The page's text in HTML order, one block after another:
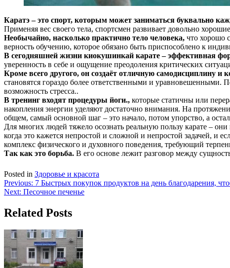
Каратэ – это спорт, которым может заниматься буквально
Применяя вес своего тела, спортсмен развивает довольно
Необычайно, насколько практично тело человека, что хорошо
верность обучению, которое обязано быть приспособлено к
В сегодняшней жизни киокушинкай карате – эффективная
уверенность в себе и ощущение преодоления критических
Кроме всего другого, он создаёт отличную самодисциплину и
становятся гораздо более ответственными и
возможность стресса..
В тренинг входят процедуры йоги., которые статичны или
накопления энергии уделяют достаточно внимания. На
общем, самый основной шаг – это начало, потом упорство, а
Для многих людей тяжело осознать реальную пользу карате –
когда это кажется непростой и сложной и непростой задачей, и
комплекс физического и духовного поведения, требующий
Так как это борьба. В его основе лежит разговор между
Posted in Здоровье и красота
Навигация
по
записям
Previous: 7 Быстрых покупок продуктов на день благодарения,
Next: Песочное печенье
Related Posts